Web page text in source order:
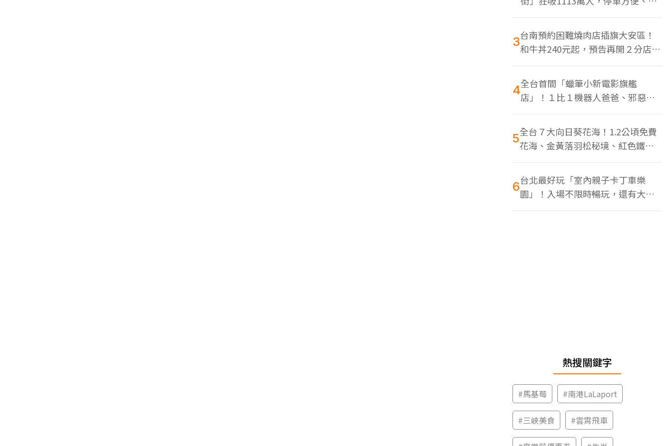
色美食多
3台南預約困難燒肉店插旗大安區！
和牛丼240元起，預告再開２分店、
地點曝光
4全台首間「蠟筆小新電影旗艦
店」！１比１機器人爸爸、邪惡正
男，百款周邊買翻
5全台７大向日葵花海！1.2公頃免費
花海、金黃落羽松秘境、紅色鐵橋
同框
6台北最好玩「室內親子卡丁車樂
園」！入場不限時暢玩，還有大螢
幕Switch遊戲區
熱搜關鍵字
#馬基莓 #南港LaLaport
#三峽美食 #雲霄飛車